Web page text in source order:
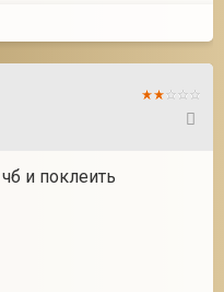
и поклеить